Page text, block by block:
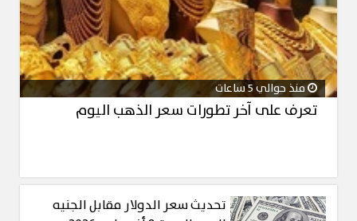
منذ حوالي 5 ساعات
تعرف على آخر تطورات سعر الذهب اليوم
تحديث سعر الدولار مقابل الجنيه